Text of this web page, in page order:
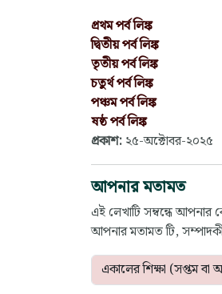
প্রথম পর্ব লিঙ্ক
দ্বিতীয় পর্ব লিঙ্ক
তৃতীয় পর্ব লিঙ্ক
চতুর্থ পর্ব লিঙ্ক
পঞ্চম পর্ব লিঙ্ক
ষষ্ঠ পর্ব লিঙ্ক
প্রকাশ: ২৫-অক্টোবর-২০২৫
আপনার মতামত
এই লেখাটি সম্বন্ধে
আপনার মতামত টি,